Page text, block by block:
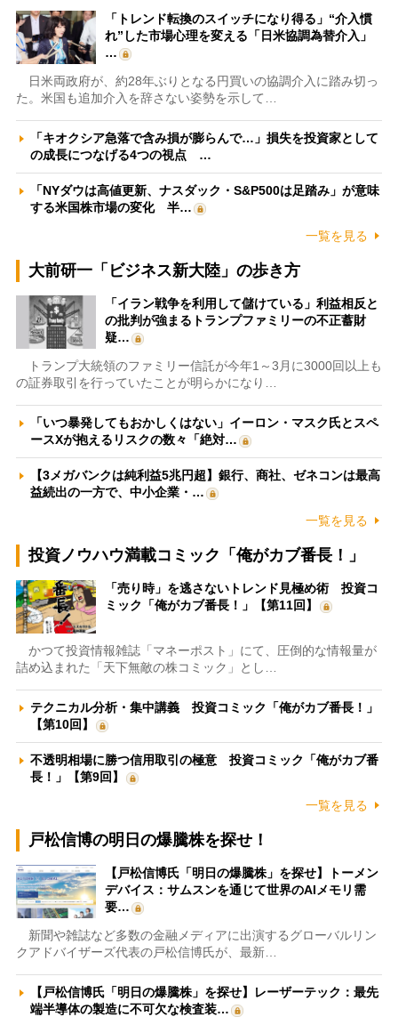
「トレンド転換のスイッチになり得る」“介入慣
れ”した市場心理を変える「日米協調為替介入」
…
日米両政府が、約28年ぶりとなる円買いの協調介入に踏み切っ
た。米国も追加介入を辞さない姿勢を示して…
「キオクシア急落で含み損が膨らんで…」損失を投資家として
の成長につなげる4つの視点 …
「NYダウは高値更新、ナスダック・S&P500は足踏み」が意味
する米国株市場の変化 半…
一覧を見る
大前研一「ビジネス新大陸」の歩き方
「イラン戦争を利用して儲けている」利益相反と
の批判が強まるトランプファミリーの不正蓄財
疑…
トランプ大統領のファミリー信託が今年1～3月に3000回以上も
の証券取引を行っていたことが明らかになり…
「いつ暴発してもおかしくはない」イーロン・マスク氏とスペ
ースXが抱えるリスクの数々「絶対…
【3メガバンクは純利益5兆円超】銀行、商社、ゼネコンは最高
益続出の一方で、中小企業・…
一覧を見る
投資ノウハウ満載コミック「俺がカブ番長！」
「売り時」を逃さないトレンド見極め術 投資コ
ミック「俺がカブ番長！」【第11回】
かつて投資情報雑誌「マネーポスト」にて、圧倒的な情報量が
詰め込まれた「天下無敵の株コミック」とし…
テクニカル分析・集中講義 投資コミック「俺がカブ番長！」
【第10回】
不透明相場に勝つ信用取引の極意 投資コミック「俺がカブ番
長！」【第9回】
一覧を見る
戸松信博の明日の爆騰株を探せ！
【戸松信博氏「明日の爆騰株」を探せ】トーメン
デバイス：サムスンを通じて世界のAIメモリ需
要…
新聞や雑誌など多数の金融メディアに出演するグローバルリン
クアドバイザーズ代表の戸松信博氏が、最新…
【戸松信博氏「明日の爆騰株」を探せ】レーザーテック：最先
端半導体の製造に不可欠な検査装…